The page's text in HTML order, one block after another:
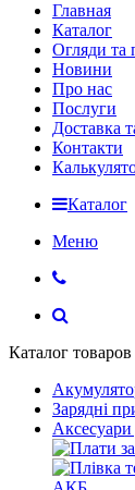
Главная
Каталог
Огляди та
Новини
Про нас
Послуги
Доставка
Контакти
Каталог
Меню
Каталог товаров
Зарядні
Аксесуари